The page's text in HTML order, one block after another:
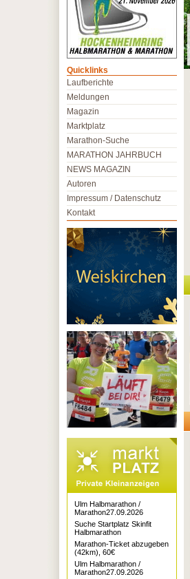
Quicklinks
Laufberichte
Meldungen
Magazin
Marktplatz
Marathon-Suche
MARATHON JAHRBUCH
NEWS MAGAZIN
Autoren
Impressum / Datenschutz
Kontakt
Ulm Halbmarathon /
Marathon27.09.2026
Suche Startplatz Skinfit
Halbmarathon
Marathon-Ticket abzugeben
(42km), 60€
Ulm Halbmarathon /
Marathon27.09.2026